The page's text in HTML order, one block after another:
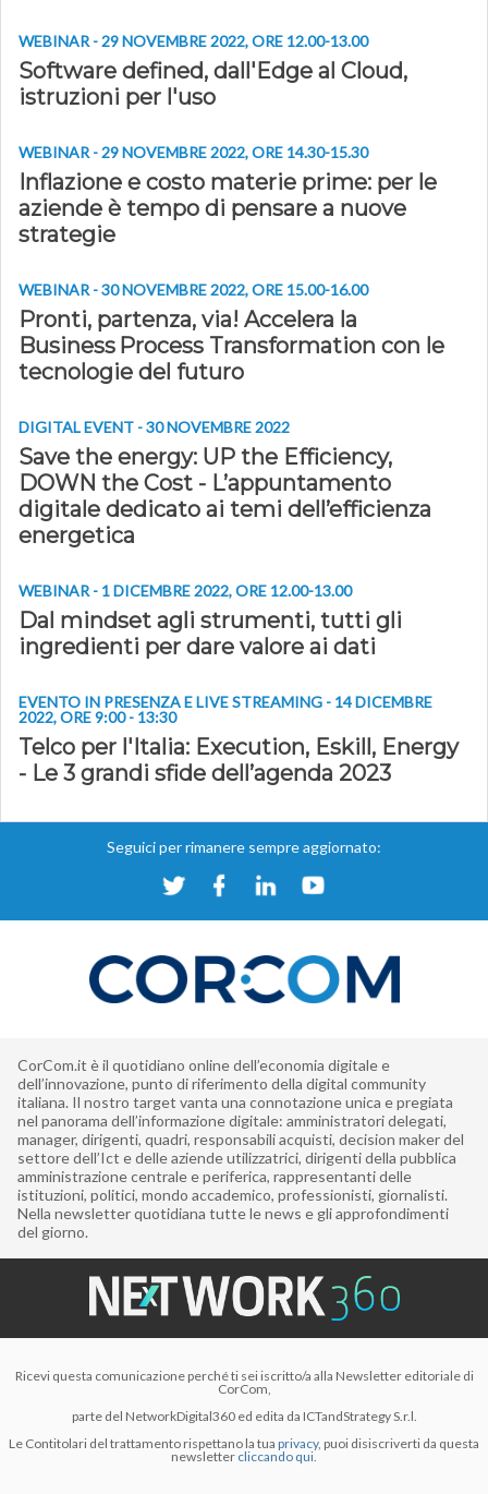
WEBINAR - 29 NOVEMBRE 2022, ORE 12.00-13.00
Software defined, dall'Edge al Cloud,
istruzioni per l'uso
WEBINAR - 29 NOVEMBRE 2022, ORE 14.30-15.30
Inflazione e costo materie prime: per le
aziende è tempo di pensare a nuove
strategie
WEBINAR - 30 NOVEMBRE 2022, ORE 15.00-16.00
Pronti, partenza, via! Accelera la
Business Process Transformation con le
tecnologie del futuro
DIGITAL EVENT - 30 NOVEMBRE 2022
Save the energy: UP the Efficiency,
DOWN the Cost - L’appuntamento
digitale dedicato ai temi dell’efficienza
energetica
WEBINAR - 1 DICEMBRE 2022, ORE 12.00-13.00
Dal mindset agli strumenti, tutti gli
ingredienti per dare valore ai dati
EVENTO IN PRESENZA E LIVE STREAMING - 14 DICEMBRE
2022, ORE 9:00 - 13:30
Telco per l'Italia: Execution, Eskill, Energy
- Le 3 grandi sfide dell’agenda 2023
Seguici per rimanere sempre aggiornato:
CorCom.it è il quotidiano online dell’economia digitale e
dell’innovazione, punto di riferimento della digital community
italiana. Il nostro target vanta una connotazione unica e pregiata
nel panorama dell’informazione digitale: amministratori delegati,
manager, dirigenti, quadri, responsabili acquisti, decision maker del
settore dell’Ict e delle aziende utilizzatrici, dirigenti della pubblica
amministrazione centrale e periferica, rappresentanti delle
istituzioni, politici, mondo accademico, professionisti, giornalisti.
Nella newsletter quotidiana tutte le news e gli approfondimenti
del giorno.
Ricevi questa comunicazione perché ti sei iscritto/a alla Newsletter editoriale di
CorCom,
parte del NetworkDigital360 ed edita da ICTandStrategy S.r.l.
Le Contitolari del trattamento rispettano la tua privacy, puoi disiscriverti da questa
newsletter cliccando qui.